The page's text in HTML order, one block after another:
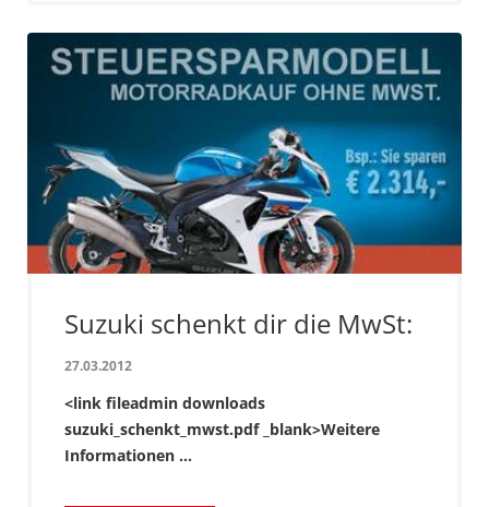
Suzuki schenkt dir die MwSt:
27.03.2012
<link fileadmin downloads
suzuki_schenkt_mwst.pdf _blank>Weitere
Informationen ...